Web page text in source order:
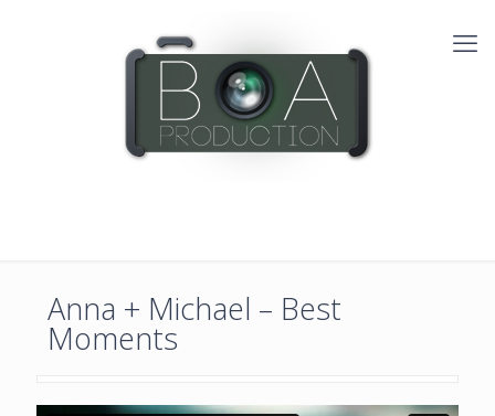
Anna + Michael – Best
Moments